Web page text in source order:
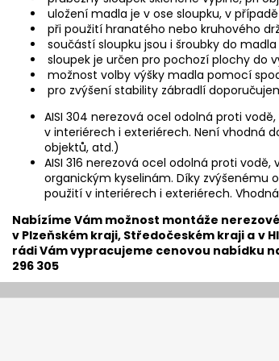
uložení madla je v ose sloupku, v
při použití hranatého nebo kruhového
součástí sloupku jsou i šroubky do
sloupek je určen pro pochozí plochy do
možnost volby výšky madla pomocí
pro zvýšení stability zábradlí
AISI 304 nerezová ocel odolná proti
v interiérech i exteriérech. Není vhodná
objektů, atd.)
AISI 316 nerezová ocel odolná proti
organickým kyselinám. Díky zvýšenému
použití v interiérech i exteriérech.
​Nabízíme Vám možnost montáže
v Plzeňském kraji, Středočeském kraji a v
rádi Vám vypracujeme cenovou nabídku
296 305